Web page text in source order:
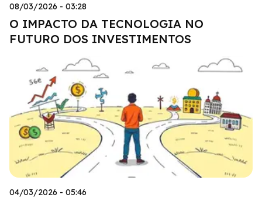
08/03/2026 - 03:28
O IMPACTO DA TECNOLOGIA NO
FUTURO DOS INVESTIMENTOS
04/03/2026 - 05:46